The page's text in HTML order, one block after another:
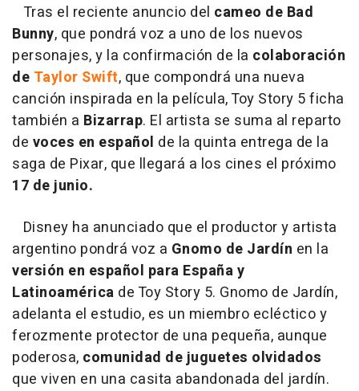
Tras el reciente anuncio del cameo de Bad
Bunny, que pondrá voz a uno de los nuevos
personajes, y la confirmación de la colaboración
de Taylor Swift, que compondrá una nueva
canción inspirada en la película, Toy Story 5 ficha
también a Bizarrap. El artista se suma al reparto
de voces en español de la quinta entrega de la
saga de Pixar, que llegará a los cines el próximo
17 de junio.
Disney ha anunciado que el productor y artista
argentino pondrá voz a Gnomo de Jardín en la
versión en español para España y
Latinoamérica de Toy Story 5. Gnomo de Jardín,
adelanta el estudio, es un miembro ecléctico y
ferozmente protector de una pequeña, aunque
poderosa, comunidad de juguetes olvidados
que viven en una casita abandonada del jardín.